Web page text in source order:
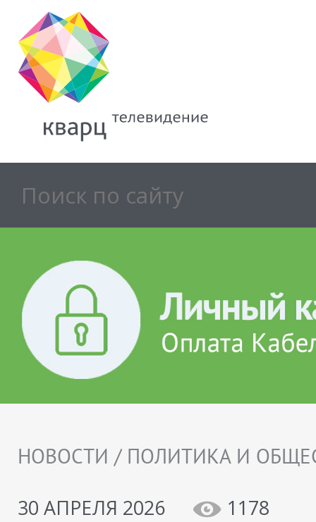
НОВОСТИ / ПОЛИТИКА И
30 АПРЕЛЯ 2026
1178